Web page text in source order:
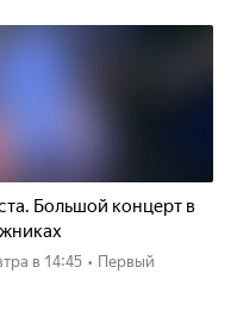
Большой концерт в
в 14:45 • Первый